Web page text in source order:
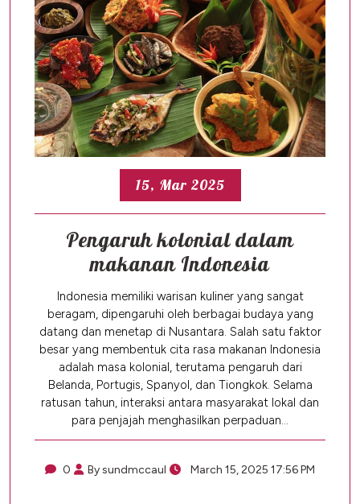
15, Mar 2025
Pengaruh kolonial dalam
makanan Indonesia
Indonesia memiliki warisan kuliner yang sangat
beragam, dipengaruhi oleh berbagai budaya yang
datang dan menetap di Nusantara. Salah satu faktor
besar yang membentuk cita rasa makanan Indonesia
adalah masa kolonial, terutama pengaruh dari
Belanda, Portugis, Spanyol, dan Tiongkok. Selama
ratusan tahun, interaksi antara masyarakat lokal dan
para penjajah menghasilkan perpaduan…
0 By sundmccaul March 15, 2025 17:56 PM